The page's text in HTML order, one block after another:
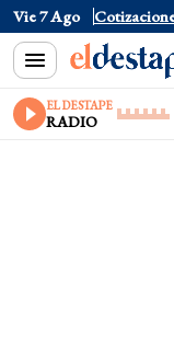
Vie 7 Ago
$1520 Dólar
EL DESTAPE
RADIO